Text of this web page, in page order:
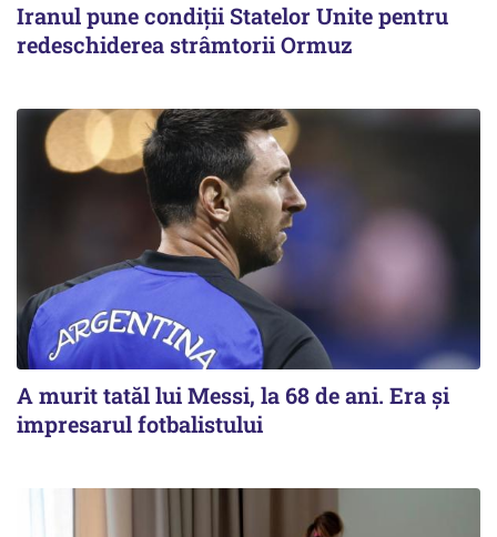
Iranul pune condiții Statelor Unite pentru
redeschiderea strâmtorii Ormuz
A murit tatăl lui Messi, la 68 de ani. Era și
impresarul fotbalistului